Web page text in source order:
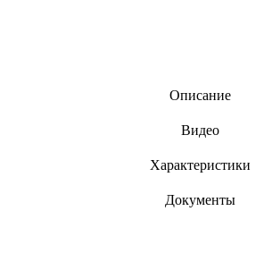
Описание
Видео
Характеристики
Документы